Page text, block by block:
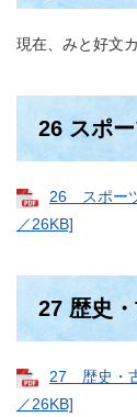
現在、みと好文
26 スポ
26 スポー
／26KB]
27 歴史
27 歴史・
／26KB]